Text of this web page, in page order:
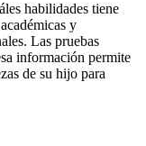
habilidades tiene
y
Las pruebas
información permite
de su hijo para